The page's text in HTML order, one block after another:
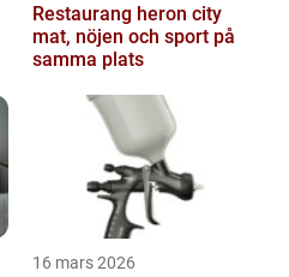
Restaurang heron city
mat, nöjen och sport på
samma plats
16 mars 2026